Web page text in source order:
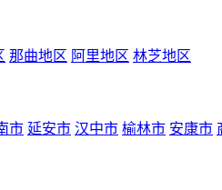
那曲地区 阿里地区 林芝地区
市 延安市 汉中市 榆林市 安康市